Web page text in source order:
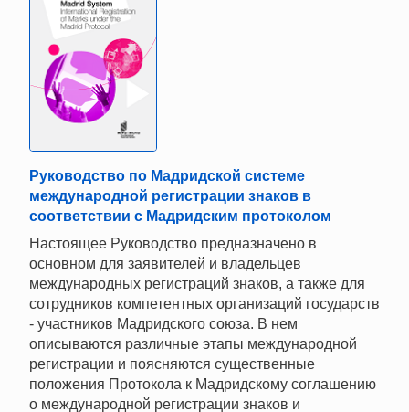
Руководство по Мадридской системе
международной регистрации знаков в
соответствии с Мадридским протоколом
Настоящее Руководство предназначено в
основном для заявителей и владельцев
международных регистраций знаков, а также для
сотрудников компетентных организаций государств
- участников Мадридского союза. В нем
описываются различные этапы международной
регистрации и поясняются существенные
положения Протокола к Мадридскому соглашению
о международной регистрации знаков и